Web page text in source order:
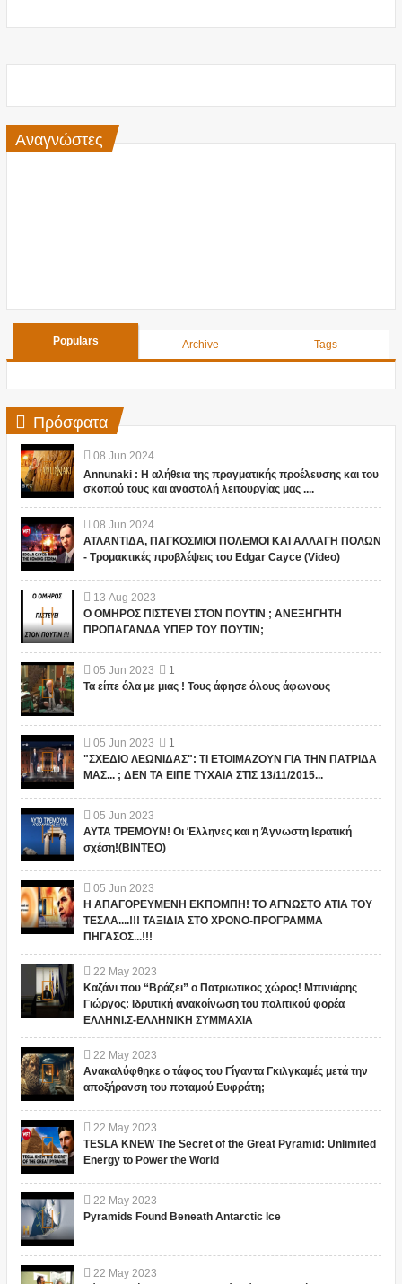
Αναγνώστες
Populars Archive Tags
Πρόσφατα
08 Jun 2024
Annunaki : Η αλήθεια της πραγματικής προέλευσης και του
σκοπού τους και αναστολή λειτουργίας μας ....
08 Jun 2024
ΑΤΛΑΝΤΙΔΑ, ΠΑΓΚΟΣΜΙΟΙ ΠΟΛΕΜΟΙ ΚΑΙ ΑΛΛΑΓΗ ΠΟΛΩΝ
- Τρομακτικές προβλέψεις του Edgar Cayce (Video)
13 Aug 2023
Ο ΟΜΗΡΟΣ ΠΙΣΤΕΥΕΙ ΣΤΟΝ ΠΟΥΤΙΝ ; ΑΝΕΞΗΓΗΤΗ
ΠΡΟΠΑΓΑΝΔΑ ΥΠΕΡ ΤΟΥ ΠΟΥΤΙΝ;
05 Jun 2023
1
Τα είπε όλα με μιας ! Τους άφησε όλους άφωνους
05 Jun 2023
1
"ΣΧΕΔΙΟ ΛΕΩΝΙΔΑΣ": ΤΙ ΕΤΟΙΜΑΖΟΥΝ ΓΙΑ ΤΗΝ ΠΑΤΡΙΔΑ
ΜΑΣ... ; ΔΕΝ ΤΑ ΕΙΠΕ ΤΥΧΑΙΑ ΣΤΙΣ 13/11/2015...
05 Jun 2023
ΑΥΤΑ ΤΡΕΜΟΥΝ! Οι Έλληνες και η Άγνωστη Ιερατική
σχέση!(ΒΙΝΤΕΟ)
05 Jun 2023
Η ΑΠΑΓΟΡΕΥΜΕΝΗ ΕΚΠΟΜΠΗ! ΤΟ ΑΓΝΩΣΤΟ ΑΤΙΑ ΤΟΥ
ΤΕΣΛΑ....!!! ΤΑΞΙΔΙΑ ΣΤΟ ΧΡΟΝΟ-ΠΡΟΓΡΑΜΜΑ
ΠΗΓΑΣΟΣ...!!!
22 May 2023
Καζάνι που “Βράζει” ο Πατριωτικος χώρος! Μπινιάρης
Γιώργος: Ιδρυτική ανακοίνωση του πολιτικού φορέα
ΕΛΛΗΝΙ.Σ-ΕΛΛΗΝΙΚΗ ΣΥΜΜΑΧΙΑ
22 May 2023
Ανακαλύφθηκε ο τάφος του Γίγαντα Γκιλγκαμές μετά την
αποξήρανση του ποταμού Ευφράτη;
22 May 2023
TESLA KNEW The Secret of the Great Pyramid: Unlimited
Energy to Power the World
22 May 2023
Pyramids Found Beneath Antarctic Ice
22 May 2023